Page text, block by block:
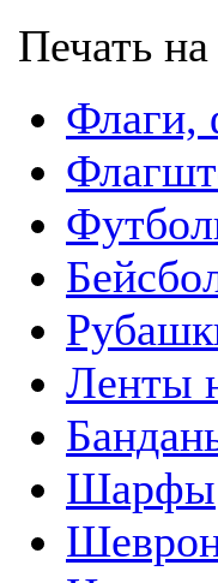
Печать
Флаги,
Ленты
Шарфы